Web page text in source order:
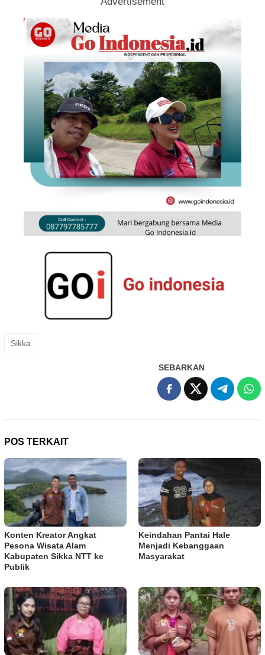
Sikka
SEBARKAN
POS TERKAIT
Konten Kreator Angkat
Pesona Wisata Alam
Kabupaten Sikka NTT ke
Publik
Keindahan Pantai Hale
Menjadi Kebanggaan
Masyarakat